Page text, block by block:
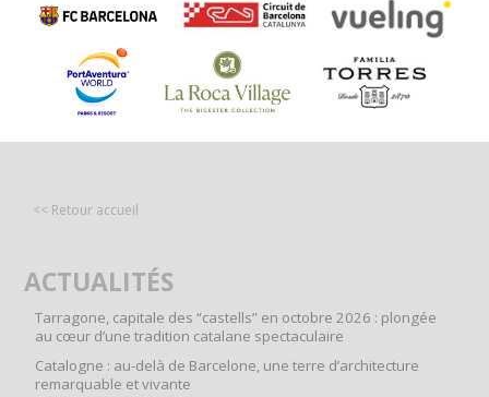
<< Retour accueil
ACTUALITÉS
Tarragone, capitale des “castells” en octobre 2026 : plongée
au cœur d’une tradition catalane spectaculaire
Catalogne : au-delà de Barcelone, une terre d’architecture
remarquable et vivante